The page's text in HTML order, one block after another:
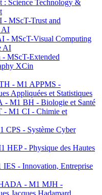
: Science Technology &
MScT-Trust and
AI
- MScT-Visual Computing
AI
MScT-Extended
XCin
- M1 APPMS -
Appliquées et Statistiques
- M1 BH - Biologie et Santé
- M1 CI - Chimie et
CPS - Système Cyber
HEP - Physique des Hautes
- Innovation, Entreprise
- M1 MJH -
Jacques Hadamard